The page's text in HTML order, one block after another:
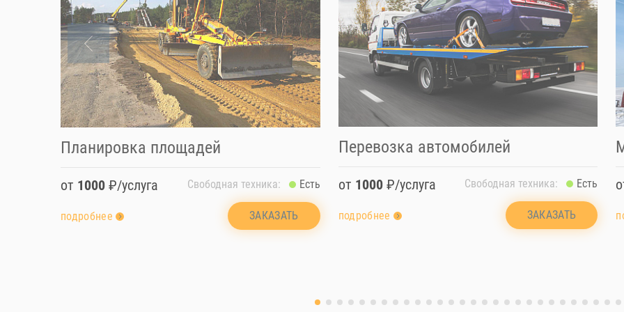
Планировка площадей
от 1000 ₽/услуга Свободная техника: Есть
подробнее ЗАКАЗАТЬ
Перевозка автомобилей
от 1000₽/услуга Свободная техника: Есть
подробнее ЗАКАЗАТЬ